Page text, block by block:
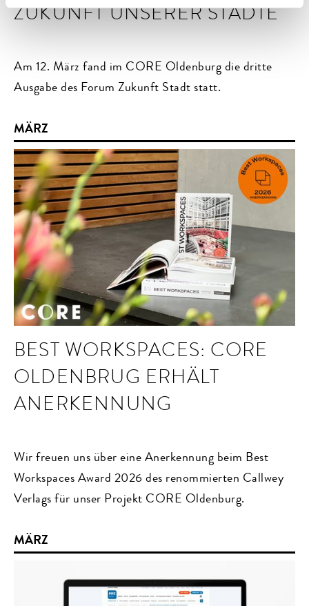
ZUKUNFT UNSERER STÄDTE
Am 12. März fand im CORE Oldenburg die dritte
Ausgabe des Forum Zukunft Stadt statt. ‍
MÄRZ
BEST WORKSPACES: CORE
OLDENBRUG ERHÄLT
ANERKENNUNG
Wir freuen uns über eine Anerkennung beim Best
Workspaces Award 2026 des renommierten Callwey
Verlags für unser Projekt CORE Oldenburg.
MÄRZ